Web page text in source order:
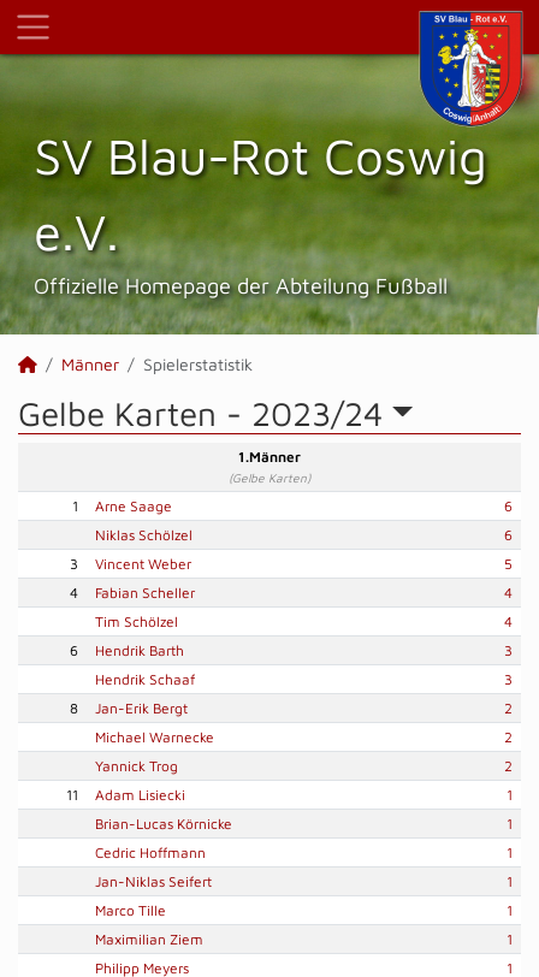
SV Blau-Rot Coswig
e.V.
Offizielle Homepage der Abteilung Fußball
Männer Spielerstatistik
Gelbe Karten - 2023/24
1.Männer
(Gelbe Karten)
1 Arne Saage
6
Niklas Schölzel
6
3
Vincent Weber
5
4
Fabian Scheller
4
Tim Schölzel
4
6
Hendrik Barth
3
Hendrik Schaaf
3
8
Jan-Erik Bergt
2
Michael Warnecke
2
Yannick Trog
2
11
Adam Lisiecki
1
Brian-Lucas Körnicke
1
Cedric Hoffmann
1
Jan-Niklas Seifert
1
Marco Tille
1
Maximilian Ziem
1
Philipp Meyers
1